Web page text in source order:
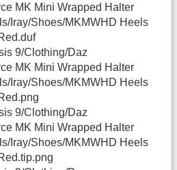
MK Mini Wrapped Halter
Iray/Shoes/MKMWHD Heels
9/Clothing/Daz
MK Mini Wrapped Halter
Iray/Shoes/MKMWHD Heels
9/Clothing/Daz
MK Mini Wrapped Halter
Iray/Shoes/MKMWHD Heels